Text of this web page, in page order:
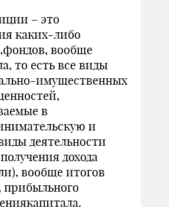
– это
каких‑либо
вообще
то есть все виды
в
и
деятельности
дохода
вообще итогов
прибыльного